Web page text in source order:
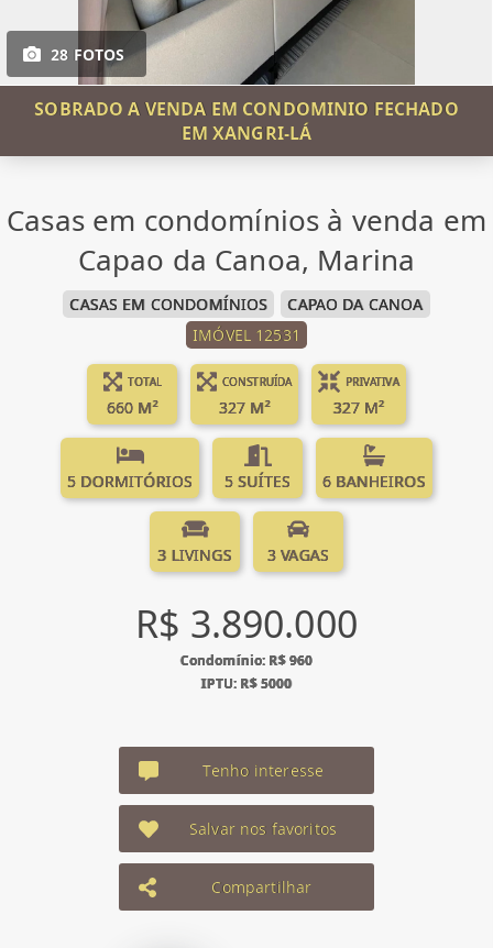
28 FOTOS
SOBRADO A VENDA EM CONDOMINIO FECHADO
EM XANGRI-LÁ
Casas em condomínios à venda em
Capao da Canoa, Marina
CASAS EM CONDOMÍNIOS
CAPAO DA CANOA
IMÓVEL 12531
TOTAL
660 M²
CONSTRUÍDA
327 M²
PRIVATIVA
327 M²
5 DORMITÓRIOS 5 SUÍTES 6 BANHEIROS
3 LIVINGS 3 VAGAS
R$ 3.890.000
Condomínio: R$ 960
IPTU: R$ 5000
Tenho interesse
Salvar nos favoritos
Compartilhar